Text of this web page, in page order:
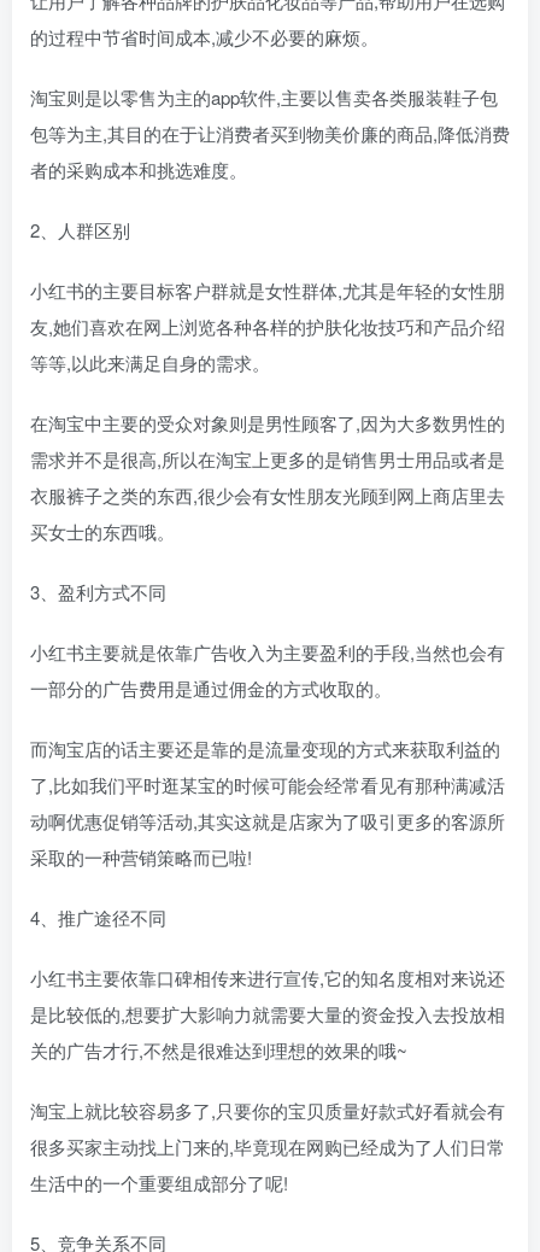
的过程中节省时间成本,减少不必要的麻烦。
淘宝则是以零售为主的app软件,主要以售卖各类服装鞋子包
包等为主,其目的在于让消费者买到物美价廉的商品,降低消费
者的采购成本和挑选难度。
2、人群区别
小红书的主要目标客户群就是女性群体,尤其是年轻的女性朋
友,她们喜欢在网上浏览各种各样的护肤化妆技巧和产品介绍
等等,以此来满足自身的需求。
在淘宝中主要的受众对象则是男性顾客了,因为大多数男性的
需求并不是很高,所以在淘宝上更多的是销售男士用品或者是
衣服裤子之类的东西,很少会有女性朋友光顾到网上商店里去
买女士的东西哦。
3、盈利方式不同
小红书主要就是依靠广告收入为主要盈利的手段,当然也会有
一部分的广告费用是通过佣金的方式收取的。
而淘宝店的话主要还是靠的是流量变现的方式来获取利益的
了,比如我们平时逛某宝的时候可能会经常看见有那种满减活
动啊优惠促销等活动,其实这就是店家为了吸引更多的客源所
采取的一种营销策略而已啦!
4、推广途径不同
小红书主要依靠口碑相传来进行宣传,它的知名度相对来说还
是比较低的,想要扩大影响力就需要大量的资金投入去投放相
关的广告才行,不然是很难达到理想的效果的哦~
淘宝上就比较容易多了,只要你的宝贝质量好款式好看就会有
很多买家主动找上门来的,毕竟现在网购已经成为了人们日常
生活中的一个重要组成部分了呢!
5、竞争关系不同